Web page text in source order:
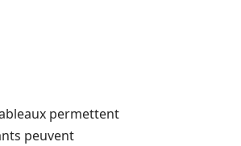
permettent
peuvent